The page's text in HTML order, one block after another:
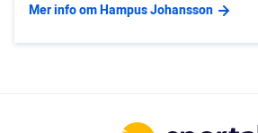
Mer info om Hampus Johansson